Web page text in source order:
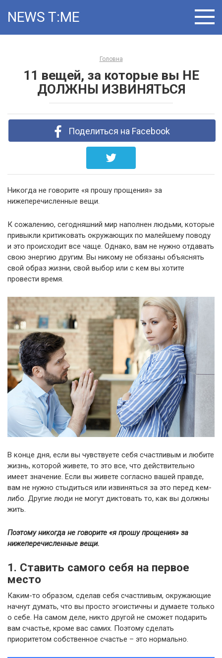
NEWS T:ME
Головна
11 вещей, за которые вы НЕ
ДОЛЖНЫ ИЗВИНЯТЬСЯ
Поделиться на Facebook
Никогда не говорите «я прошу прощения» за
нижеперечисленные вещи.
К сожалению, сегодняшний мир наполнен людьми, которые
привыкли критиковать окружающих по малейшему поводу
и это происходит все чаще. Однако, вам не нужно отдавать
свою энергию другим. Вы никому не обязаны объяснять
свой образ жизни, свой выбор или с кем вы хотите
провести время.
В конце дня, если вы чувствуете себя счастливым и любите
жизнь, которой живете, то это все, что действительно
имеет значение. Если вы живете согласно вашей правде,
вам не нужно стыдиться или извиняться за это перед кем-
либо. Другие люди не могут диктовать то, как вы должны
жить.
Поэтому никогда не говорите «я прошу прощения» за
нижеперечисленные вещи.
1. Ставить самого себя на первое
место
Каким-то образом, сделав себя счастливым, окружающие
начнут думать, что вы просто эгоистичны и думаете только
о себе. На самом деле, никто другой не сможет подарить
вам счастье, кроме вас самих. Поэтому сделать
приоритетом собственное счастье – это нормально.